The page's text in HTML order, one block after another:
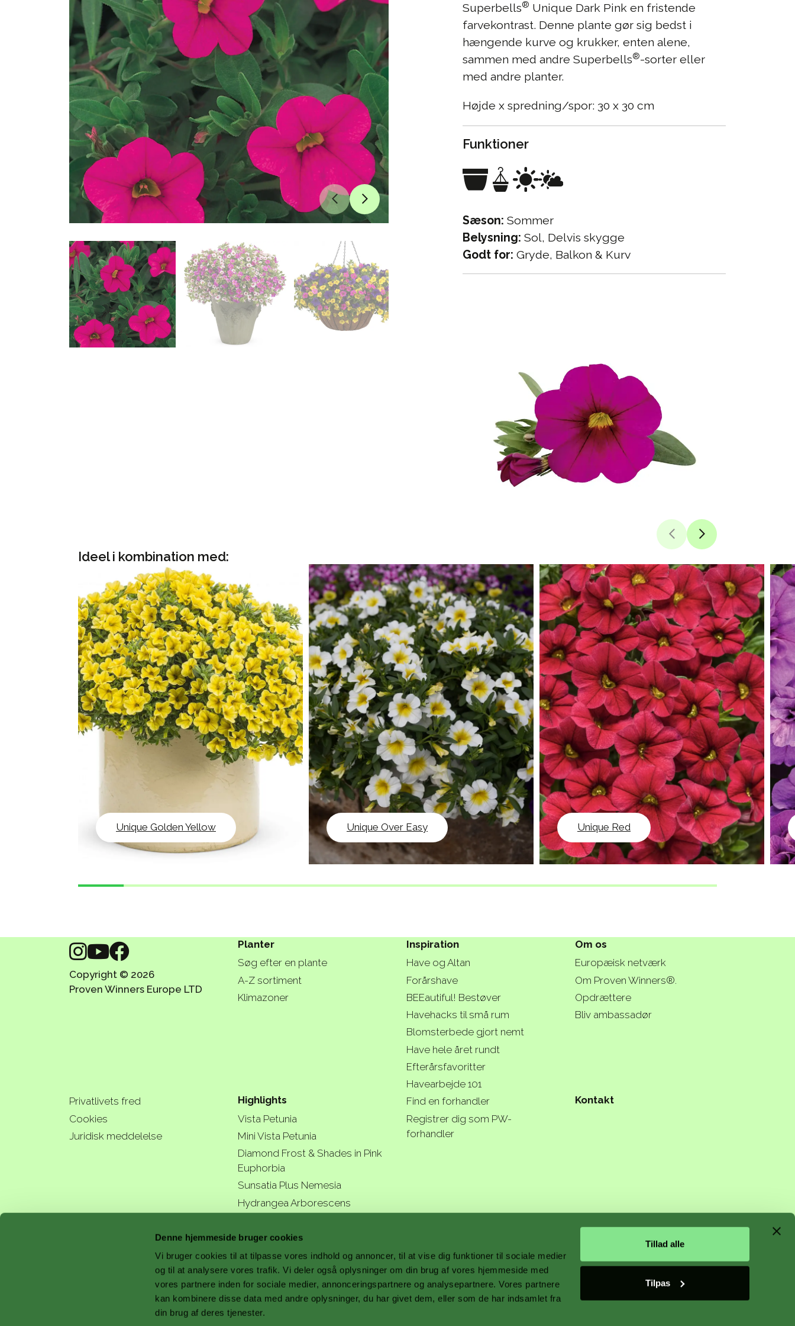
Denne hjemmeside bruger cookies
Vi bruger cookies til at tilpasse vores indhold og annoncer, til at vise dig funktioner til sociale medier
og til at analysere vores trafik. Vi deler også oplysninger om din brug af vores hjemmeside med
vores partnere inden for sociale medier, annonceringspartnere og analysepartnere. Vores partnere
kan kombinere disse data med andre oplysninger, du har givet dem, eller som de har indsamlet fra
din brug af deres tjenester.
Tillad alle
Tilpas
Superbells® Unique Dark Pink en fristende
farvekontrast. Denne plante gør sig bedst i
hængende kurve og krukker, enten alene,
sammen med andre Superbells®-sorter eller
med andre planter.
Højde x spredning/spor: 30 x 30 cm
Funktioner
Sæson: Sommer
Belysning: Sol, Delvis skygge
Godt for: Gryde, Balkon & Kurv
Ideel i kombination med:
Unique Golden Yellow Unique Over Easy Unique Red
Copyright © 2026
Proven Winners Europe LTD
Planter
Søg efter en plante
A-Z sortiment
Klimazoner
Inspiration
Have og Altan
Forårshave
BEEautiful! Bestøver
Havehacks til små rum
Blomsterbede gjort nemt
Have hele året rundt
Efterårsfavoritter
Havearbejde 101
Om os
Europæisk netværk
Om Proven Winners®.
Opdrættere
Bliv ambassadør
Privatlivets fred
Cookies
Juridisk meddelelse
Highlights
Vista Petunia
Mini Vista Petunia
Diamond Frost & Shades in Pink
Euphorbia
Sunsatia Plus Nemesia
Hydrangea Arborescens
Find en forhandler
Registrer dig som PW-
forhandler
Kontakt
a better garden starts